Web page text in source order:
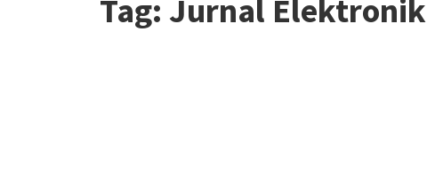
Tag: Jurnal Elektronik